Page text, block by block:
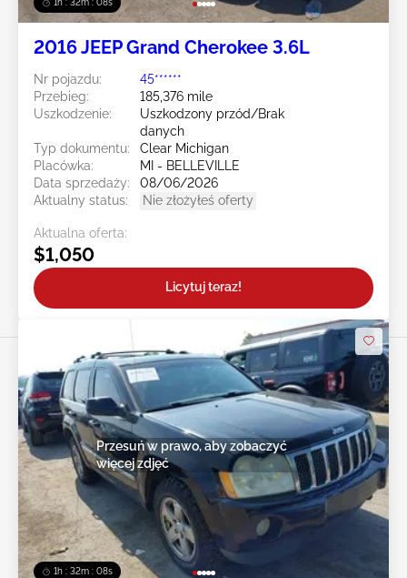
2016 JEEP Grand Cherokee 3.6L
Nr pojazdu:
45******
Przebieg:
185,376 mile
Uszkodzenie:
Uszkodzony przód/Brak
danych
Typ dokumentu:
Clear Michigan
Placówka:
MI - BELLEVILLE
Data sprzedaży:
08/06/2026
Aktualny status:
Nie złożyłeś oferty
Aktualna oferta:
$1,050
Licytuj teraz!
1h : 32m : 05s
Przesuń w prawo, aby zobaczyć
więcej zdjęć